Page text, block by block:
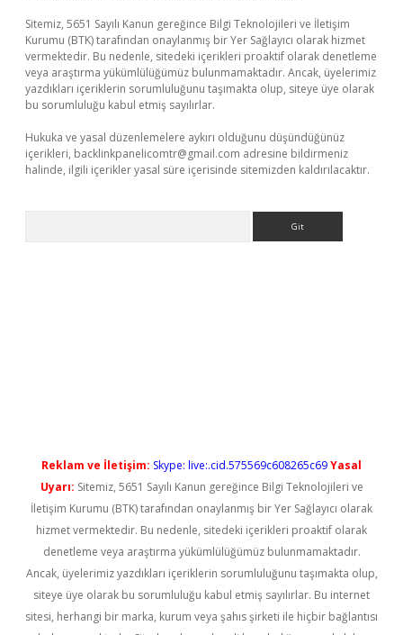
Sitemiz, 5651 Sayılı Kanun gereğince Bilgi Teknolojileri ve İletişim
Kurumu (BTK) tarafından onaylanmış bir Yer Sağlayıcı olarak hizmet
vermektedir. Bu nedenle, sitedeki içerikleri proaktif olarak denetleme
veya araştırma yükümlülüğümüz bulunmamaktadır. Ancak, üyelerimiz
yazdıkları içeriklerin sorumluluğunu taşımakta olup, siteye üye olarak
bu sorumluluğu kabul etmiş sayılırlar.
Hukuka ve yasal düzenlemelere aykırı olduğunu düşündüğünüz
içerikleri, backlinkpanelicomtr@gmail.com adresine bildirmeniz
halinde, ilgili içerikler yasal süre içerisinde sitemizden kaldırılacaktır.
Reklam ve İletişim: Skype: live:.cid.575569c608265c69Yasal
Uyarı: Sitemiz, 5651 Sayılı Kanun gereğince Bilgi Teknolojileri ve
İletişim Kurumu (BTK) tarafından onaylanmış bir Yer Sağlayıcı olarak
hizmet vermektedir. Bu nedenle, sitedeki içerikleri proaktif olarak
denetleme veya araştırma yükümlülüğümüz bulunmamaktadır.
Ancak, üyelerimiz yazdıkları içeriklerin sorumluluğunu taşımakta olup,
siteye üye olarak bu sorumluluğu kabul etmiş sayılırlar. Bu internet
sitesi, herhangi bir marka, kurum veya şahıs şirketi ile hiçbir bağlantısı